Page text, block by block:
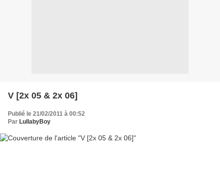
V [2x 05 & 2x 06]
Publié le 21/02/2011 à 00:52
Par LullabyBoy